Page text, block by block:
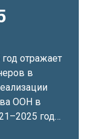
год отражает
в
ООН в
годы.